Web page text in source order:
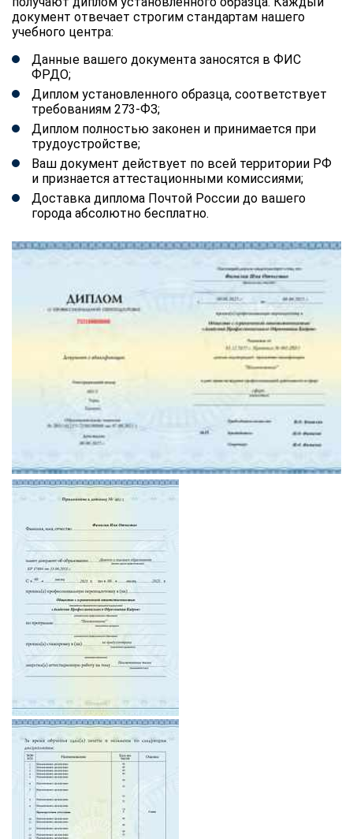
документ отвечает строгим стандартам нашего
учебного центра:
Данные вашего документа заносятся в ФИС
ФРДО;
Диплом установленного образца, соответствует
требованиям 273-ФЗ;
Диплом полностью законен и принимается при
трудоустройстве;
Ваш документ действует по всей территории РФ
и признается аттестационными комиссиями;
Доставка диплома Почтой России до вашего
города абсолютно бесплатно.